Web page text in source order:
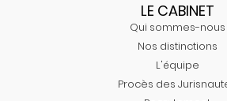
LE CABINET
Qui sommes-nous
Nos distinctions
L'équipe
Procès des